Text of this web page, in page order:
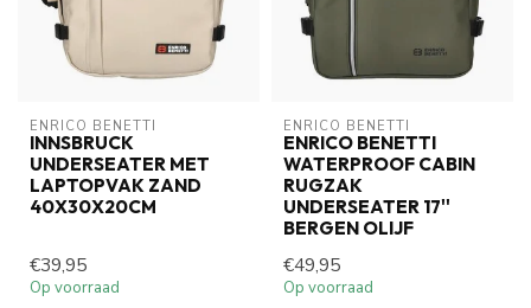
ENRICO BENETTI
INNSBRUCK
UNDERSEATER MET
LAPTOPVAK ZAND
40X30X20CM
€39,95
Op voorraad
ENRICO BENETTI
ENRICO BENETTI
WATERPROOF CABIN
RUGZAK
UNDERSEATER 17''
BERGEN OLIJF
€49,95
Op voorraad